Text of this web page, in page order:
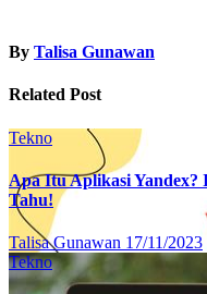
By Talisa Gunawan
Related Post
Tekno
Apa Itu Aplikasi Yandex?
Tahu!
Talisa Gunawan 17/11/2023
Tekno